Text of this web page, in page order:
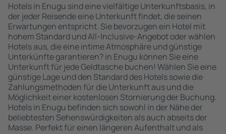
Hotels in Enugu sind eine vielfältige Unterkunftsbasis, in
der jeder Reisende eine Unterkunft findet, die seinen
Erwartungen entspricht. Sie bevorzugen ein Hotel mit
hohem Standard und All-Inclusive-Angebot oder wählen
Hotels aus, die eine intime Atmosphäre und günstige
Unterkünfte garantieren? in Enugu können Sie eine
Unterkunft für jede Geldtasche buchen! Wählen Sie eine
günstige Lage und den Standard des Hotels sowie die
Zahlungsmethoden für die Unterkunft aus und die
Möglichkeit einer kostenlosen Stornierung der Buchung.
Hotels in Enugu befinden sich sowohl in der Nähe der
beliebtesten Sehenswürdigkeiten als auch abseits der
Masse. Perfekt für einen längeren Aufenthalt und als